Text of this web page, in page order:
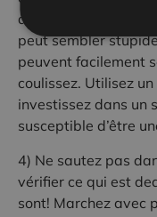
descentes par an.
peut sembler
peuvent facilement
coulissez. Utilisez
investissez dans un
susceptible d’être
4) Ne sautez pas
vérifier ce qui est
sont! Marchez avec